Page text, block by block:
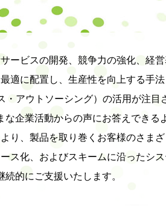
ービスの開発、競争力の強化、経営
適に配置し、生産性を向上する手法
・アウトソーシング）の活用が注目
な企業活動からの声にお答えできる
り、製品を取り巻くお客様のさまざ
ス化、およびスキームに沿ったシス
続的にご支援いたします。